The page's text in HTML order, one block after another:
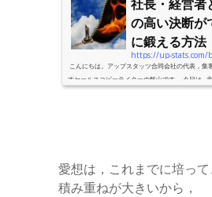
社長・経営者
の高い決断が
に鍛える方法
https://up-stats.com/
こんにちは。アップスタッツ合同会社の代表，集
すセールスコピーライターの飯山です。 今日は…
愛想は，これまでに培って
積み重ねが大きいから，